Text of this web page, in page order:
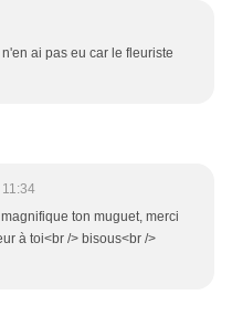
ai pas eu car le fleuriste
ton muguet, merci
à toi<br /> bisous<br />